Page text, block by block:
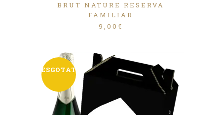
BRUT NATURE RESERVA
FAMILIAR
9,00 €
ESGOTAT